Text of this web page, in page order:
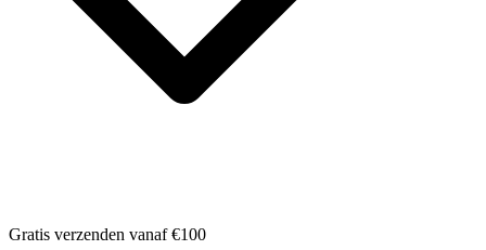
Gratis verzenden vanaf €100